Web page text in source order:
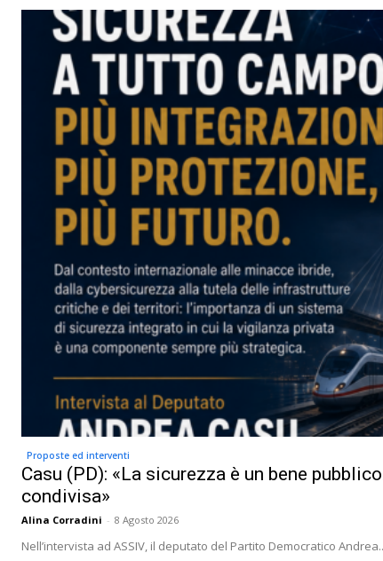
Proposte ed interventi
Casu (PD): «La sicurezza è un bene
condivisa»
Alina Corradini - 8 Agosto 2026
Nell’intervista ad ASSIV, il deputato del Partito Democratico